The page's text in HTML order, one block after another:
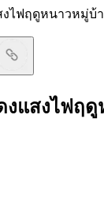
ไฟฤดูหนาวหมู่บ้า
งแสงไฟฤ